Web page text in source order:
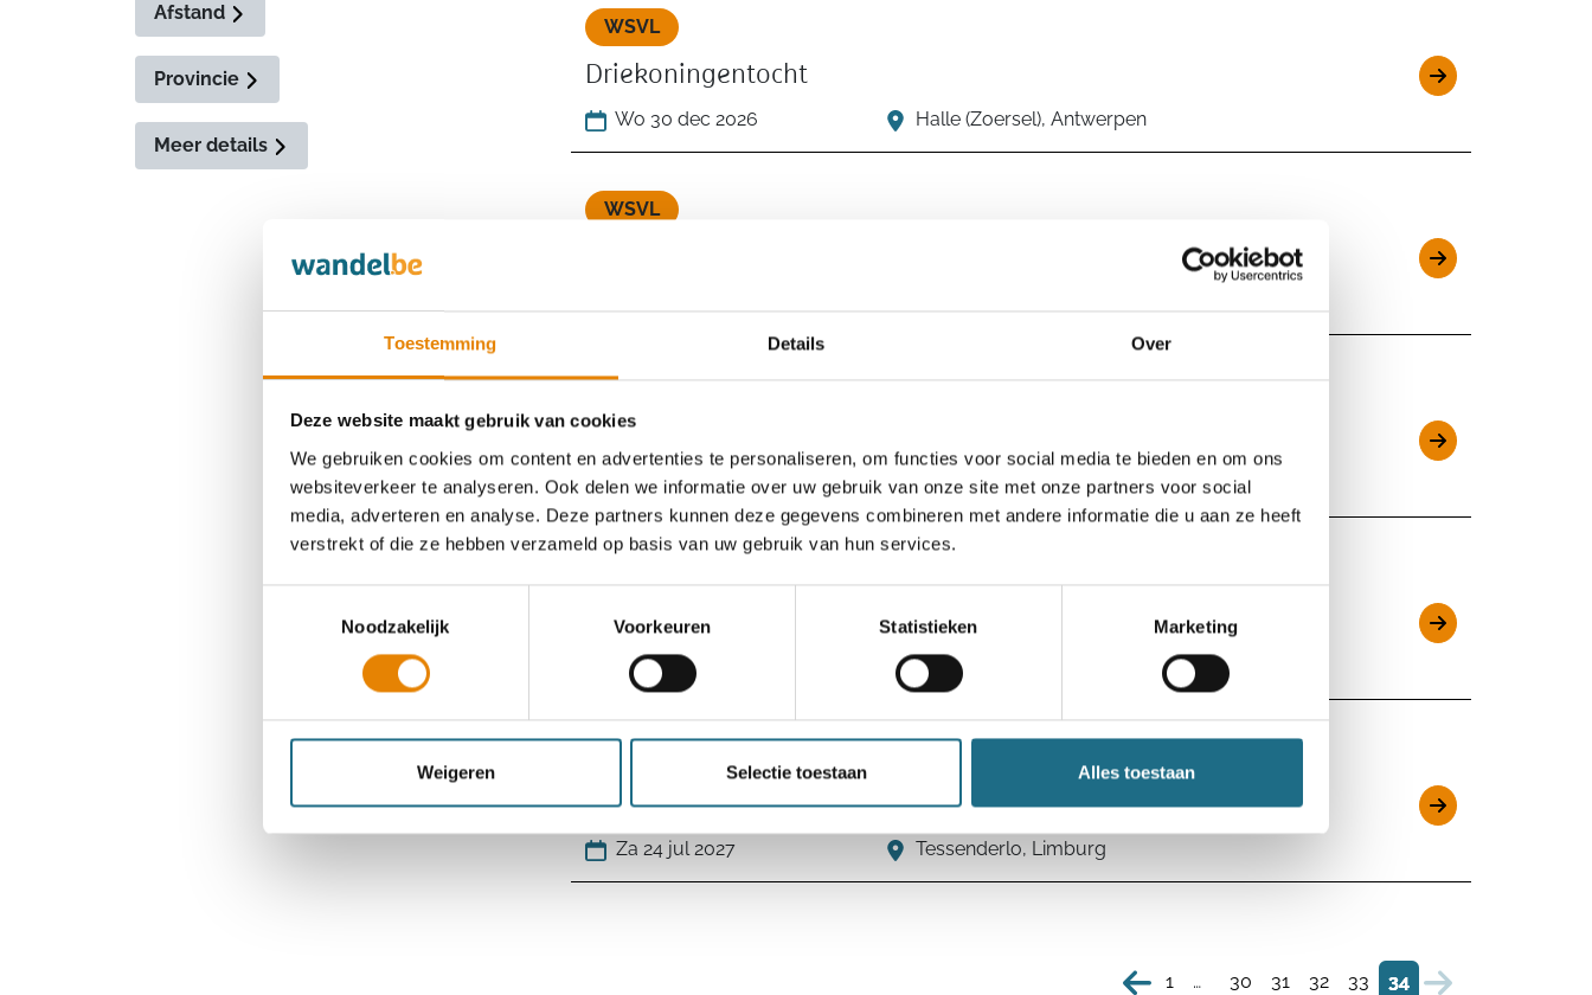
Toestemming Details Over
Deze website maakt gebruik van cookies
We gebruiken cookies om content en advertenties te personaliseren, om functies voor social media te bieden en om ons
websiteverkeer te analyseren. Ook delen we informatie over uw gebruik van onze site met onze partners voor social
media, adverteren en analyse. Deze partners kunnen deze gegevens combineren met andere informatie die u aan ze heeft
verstrekt of die ze hebben verzameld op basis van uw gebruik van hun services.
Noodzakelijk
Voorkeuren Statistieken Marketing
Weigeren Selectie toestaan Alles toestaan
Afstand
Provincie
Meer details
WSVL
Driekoningentocht
Wo 30 dec 2026 Halle (Zoersel), Antwerpen
WSVL
Wo 30 dec 2026 Jemeppe-sur-Sambre, Namen
Tis Tied Ta Tud Tis-tocht
Do 31 dec 2026 Kortemark, West-Vlaanderen
Hoogzomertocht - 50 km Bos- en Heuveltrail
Za 24 jul 2027 Tessenderlo, Limburg
1 … 30 31 32 33 34